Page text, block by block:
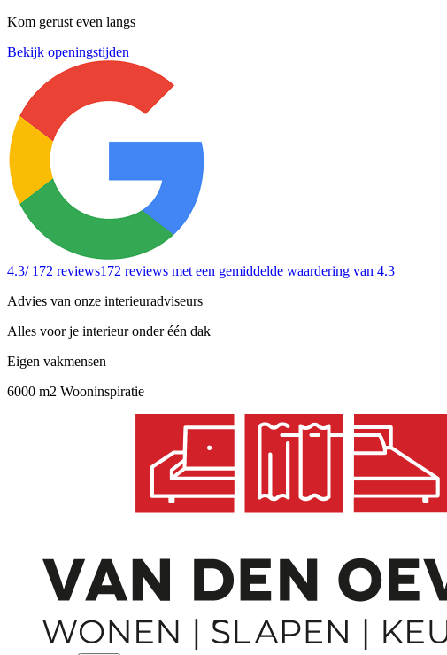
Kom gerust even langs
Bekijk openingstijden
4.3/ 172 reviews172 reviews met een gemiddelde waardering van 4.3
Advies van onze interieuradviseurs
Alles voor je interieur onder één dak
Eigen vakmensen
6000 m2 Wooninspiratie